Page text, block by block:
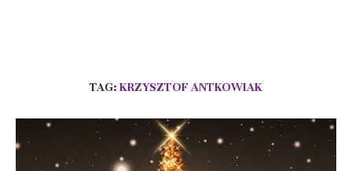
TAG: KRZYSZTOF ANTKOWIAK